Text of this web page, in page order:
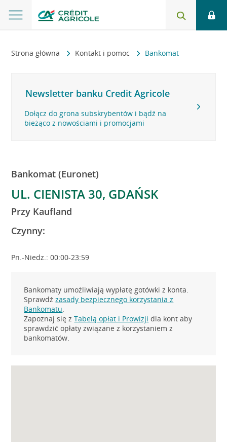
Strona główna Kontakt i pomoc Bankomat
Newsletter banku Credit Agricole
Dołącz do grona subskrybentów i bądź na
bieżąco z nowościami i promocjami
Bankomat (Euronet)
UL. CIENISTA 30, GDAŃSK
Przy Kaufland
Czynny:
Pn.-Niedz.: 00:00-23:59
Bankomaty umożliwiają wypłatę gotówki z konta.
Sprawdźzasady bezpiecznego korzystania z
Bankomatu.
Zapoznaj się zTabelą opłat i Prowizji dla kont aby
sprawdzić opłaty związane z korzystaniem z
bankomatów.